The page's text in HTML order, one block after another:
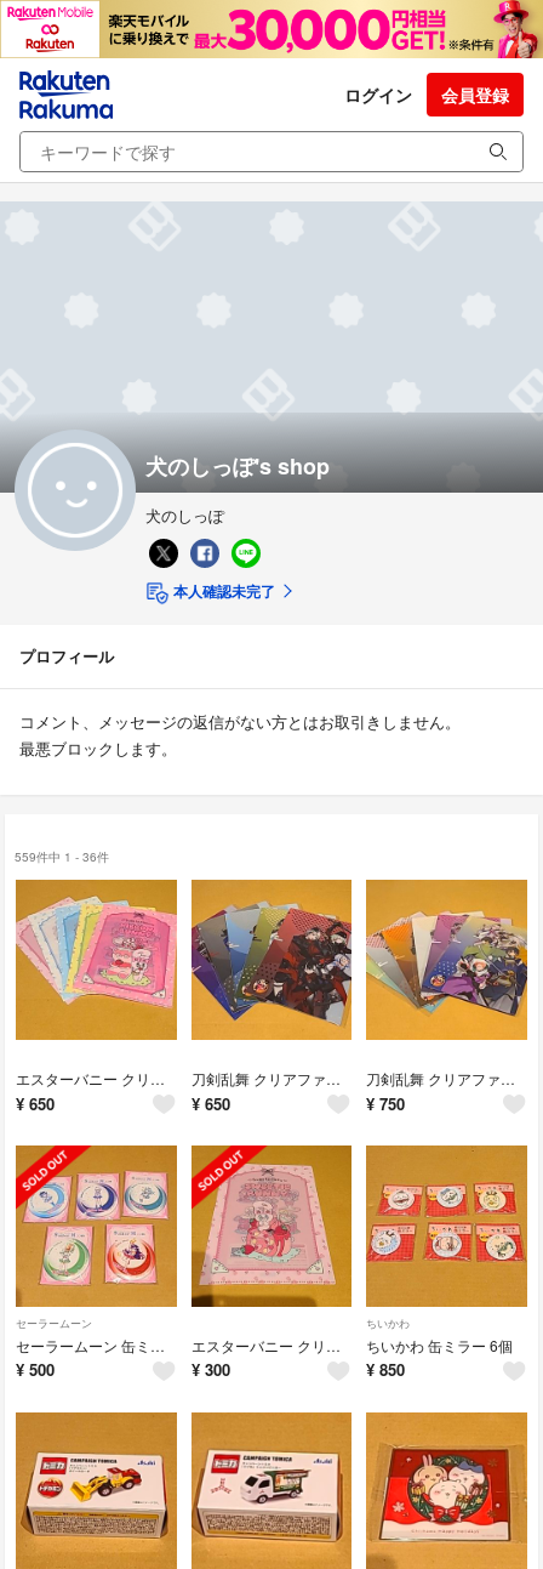
ログイン 会員登録
犬のしっぽ's shop
犬のしっぽ
本人確認未完了
プロフィール
コメント、メッセージの返信がない方とはお取引きしません。
最悪ブロックします。
559件中 1 - 36件
エスターバニー クリアファイル5枚
¥ 650
刀剣乱舞 クリアファイル5枚
¥ 650
刀剣乱舞 クリアファイル 6枚
¥ 750
セーラームーン
セーラームーン 缶ミラー5個
¥ 500
エスターバニー クリアファイル5枚
¥ 300
ちいかわ
ちいかわ 缶ミラー 6個
¥ 850